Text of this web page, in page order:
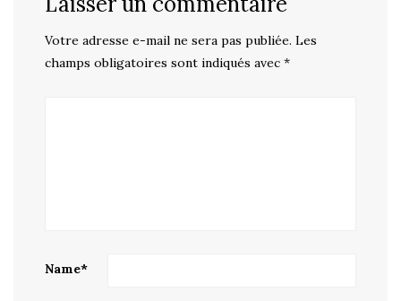
Votre adresse e-mail ne sera pas publiée. Les
champs obligatoires sont indiqués avec *
Name*